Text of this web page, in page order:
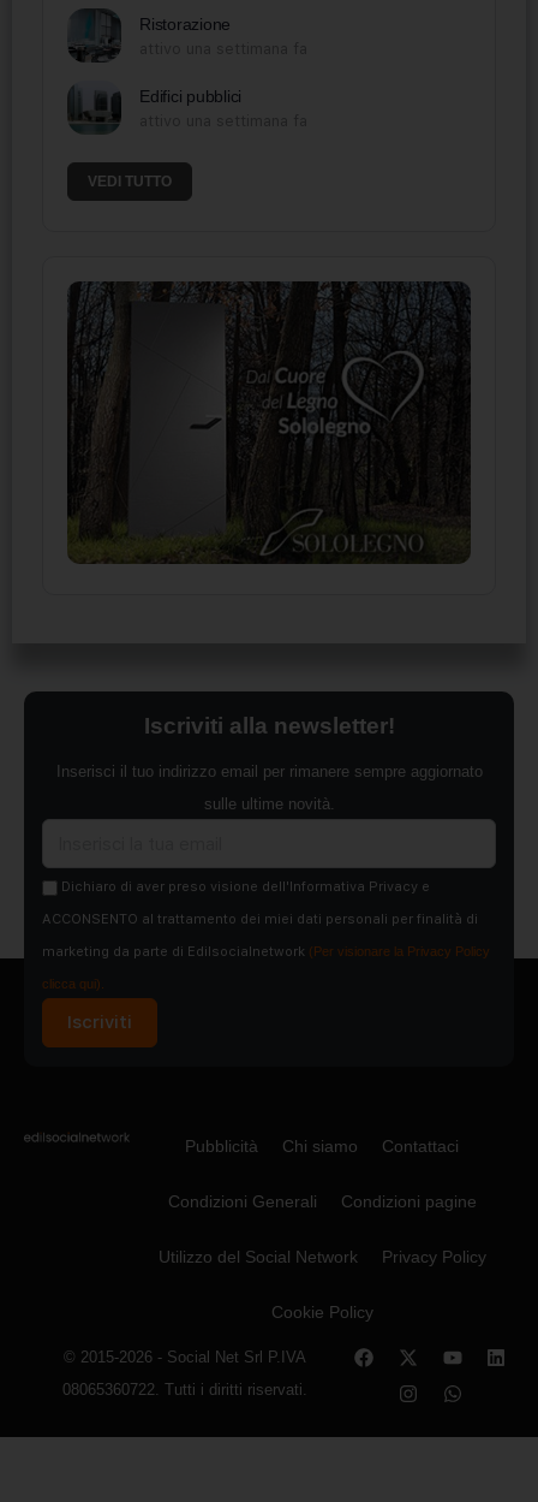
Ristorazione
Edifici pubblici
VEDI TUTTO
Iscriviti alla newsletter!
Inserisci il tuo indirizzo email per rimanere sempre aggiornato
sulle ultime novità.
Dichiaro di aver preso visione dell'Informativa Privacy e
ACCONSENTO al trattamento dei miei dati personali per finalità di
marketing da parte di Edilsocialnetwork (Per visionare la Privacy Policy
clicca qui).
Iscriviti
Pubblicità Chi siamo Contattaci
Condizioni Generali Condizioni pagine
Utilizzo del Social Network Privacy Policy
Cookie Policy
© 2015-2026 - Social Net Srl P.IVA
08065360722. Tutti i diritti riservati.